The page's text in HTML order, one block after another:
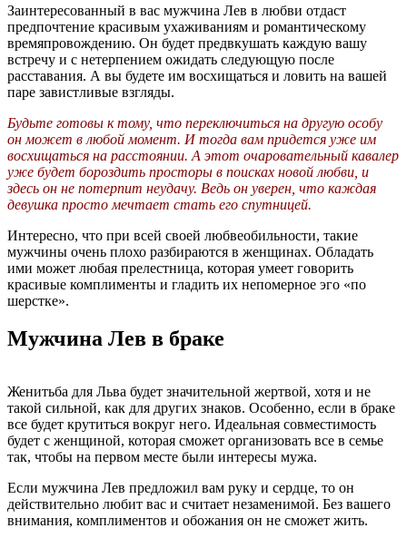
Заинтересованный в вас мужчина Лев в любви отдаст
предпочтение красивым ухаживаниям и романтическому
времяпровождению. Он будет предвкушать каждую вашу
встречу и с нетерпением ожидать следующую после
расставания. А вы будете им восхищаться и ловить на вашей
паре завистливые взгляды.
Будьте готовы к тому, что переключиться на другую особу
он может в любой момент. И тогда вам придется уже им
восхищаться на расстоянии. А этот очаровательный кавалер
уже будет бороздить просторы в поисках новой любви, и
здесь он не потерпит неудачу. Ведь он уверен, что каждая
девушка просто мечтает стать его спутницей.
Интересно, что при всей своей любвеобильности, такие
мужчины очень плохо разбираются в женщинах. Обладать
ими может любая прелестница, которая умеет говорить
красивые комплименты и гладить их непомерное эго «по
шерстке».
Мужчина Лев в браке
Женитьба для Льва будет значительной жертвой, хотя и не
такой сильной, как для других знаков. Особенно, если в браке
все будет крутиться вокруг него. Идеальная совместимость
будет с женщиной, которая сможет организовать все в семье
так, чтобы на первом месте были интересы мужа.
Если мужчина Лев предложил вам руку и сердце, то он
действительно любит вас и считает незаменимой. Без вашего
внимания, комплиментов и обожания он не сможет жить.